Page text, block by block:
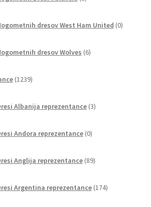
izdelek
dresov West Ham United 0izdelkov
dresov Wolves 6izdelkov
1239izdelkov
Albanija reprezentance 3izdelki
Andora reprezentance 0izdelkov
Anglija reprezentance 89izdelkov
Argentina reprezentance 174izdelkov